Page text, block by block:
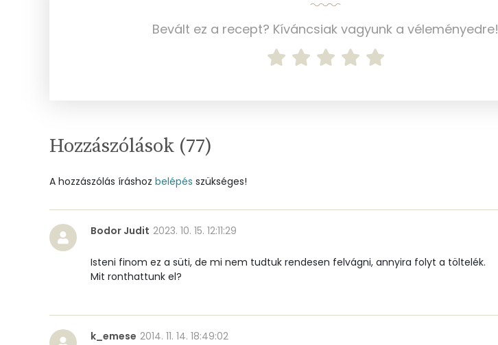
Nátrium
Szénhidrát
Összesen
Élelmi rost
Bevált ez a recept? Kíváncsiak vagyunk a véleményedre!
Hozzászólások (77)
A hozzászólás íráshoz belépés szükséges!
Bodor Judit 2023. 10. 15. 12:11:29
Isteni finom ez a süti, de mi nem tudtuk rendesen felvágni, annyira folyt a töltelék.
Mit ronthattunk el?
k_emese 2014. 11. 14. 18:49:02